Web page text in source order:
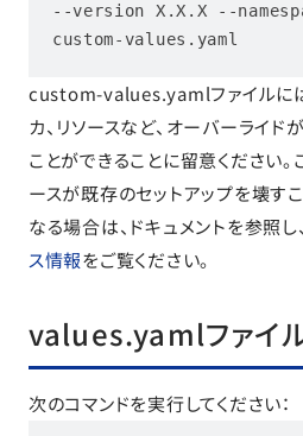
--version X.X.X --
custom-values.yaml
custom-values.yamlファイルに
カ、リソースなど、オーバーライ
ことができることに留意ください。
ースが既存のセットアップを壊す
なる場合は、ドキュメントを参照
ス情報をご覧ください。
values.yamlファイ
次のコマンドを実行してください：